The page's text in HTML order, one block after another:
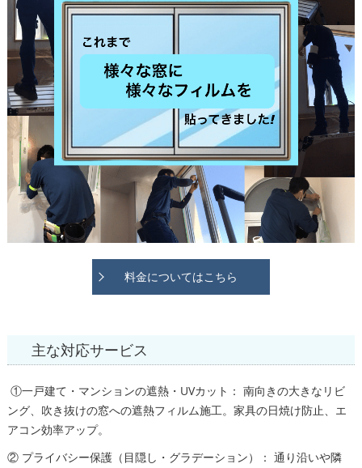
料金についてはこちら
主な対応サービス
①一戸建て・マンションの遮熱・UVカット： 南向きの大きなリビ
ング、吹き抜けの窓への遮熱フィルム施工。家具の日焼け防止、エ
アコン効率アップ。
② プライバシー保護（目隠し・グラデーション）： 通り沿いや隣